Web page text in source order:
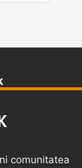
comunitatea